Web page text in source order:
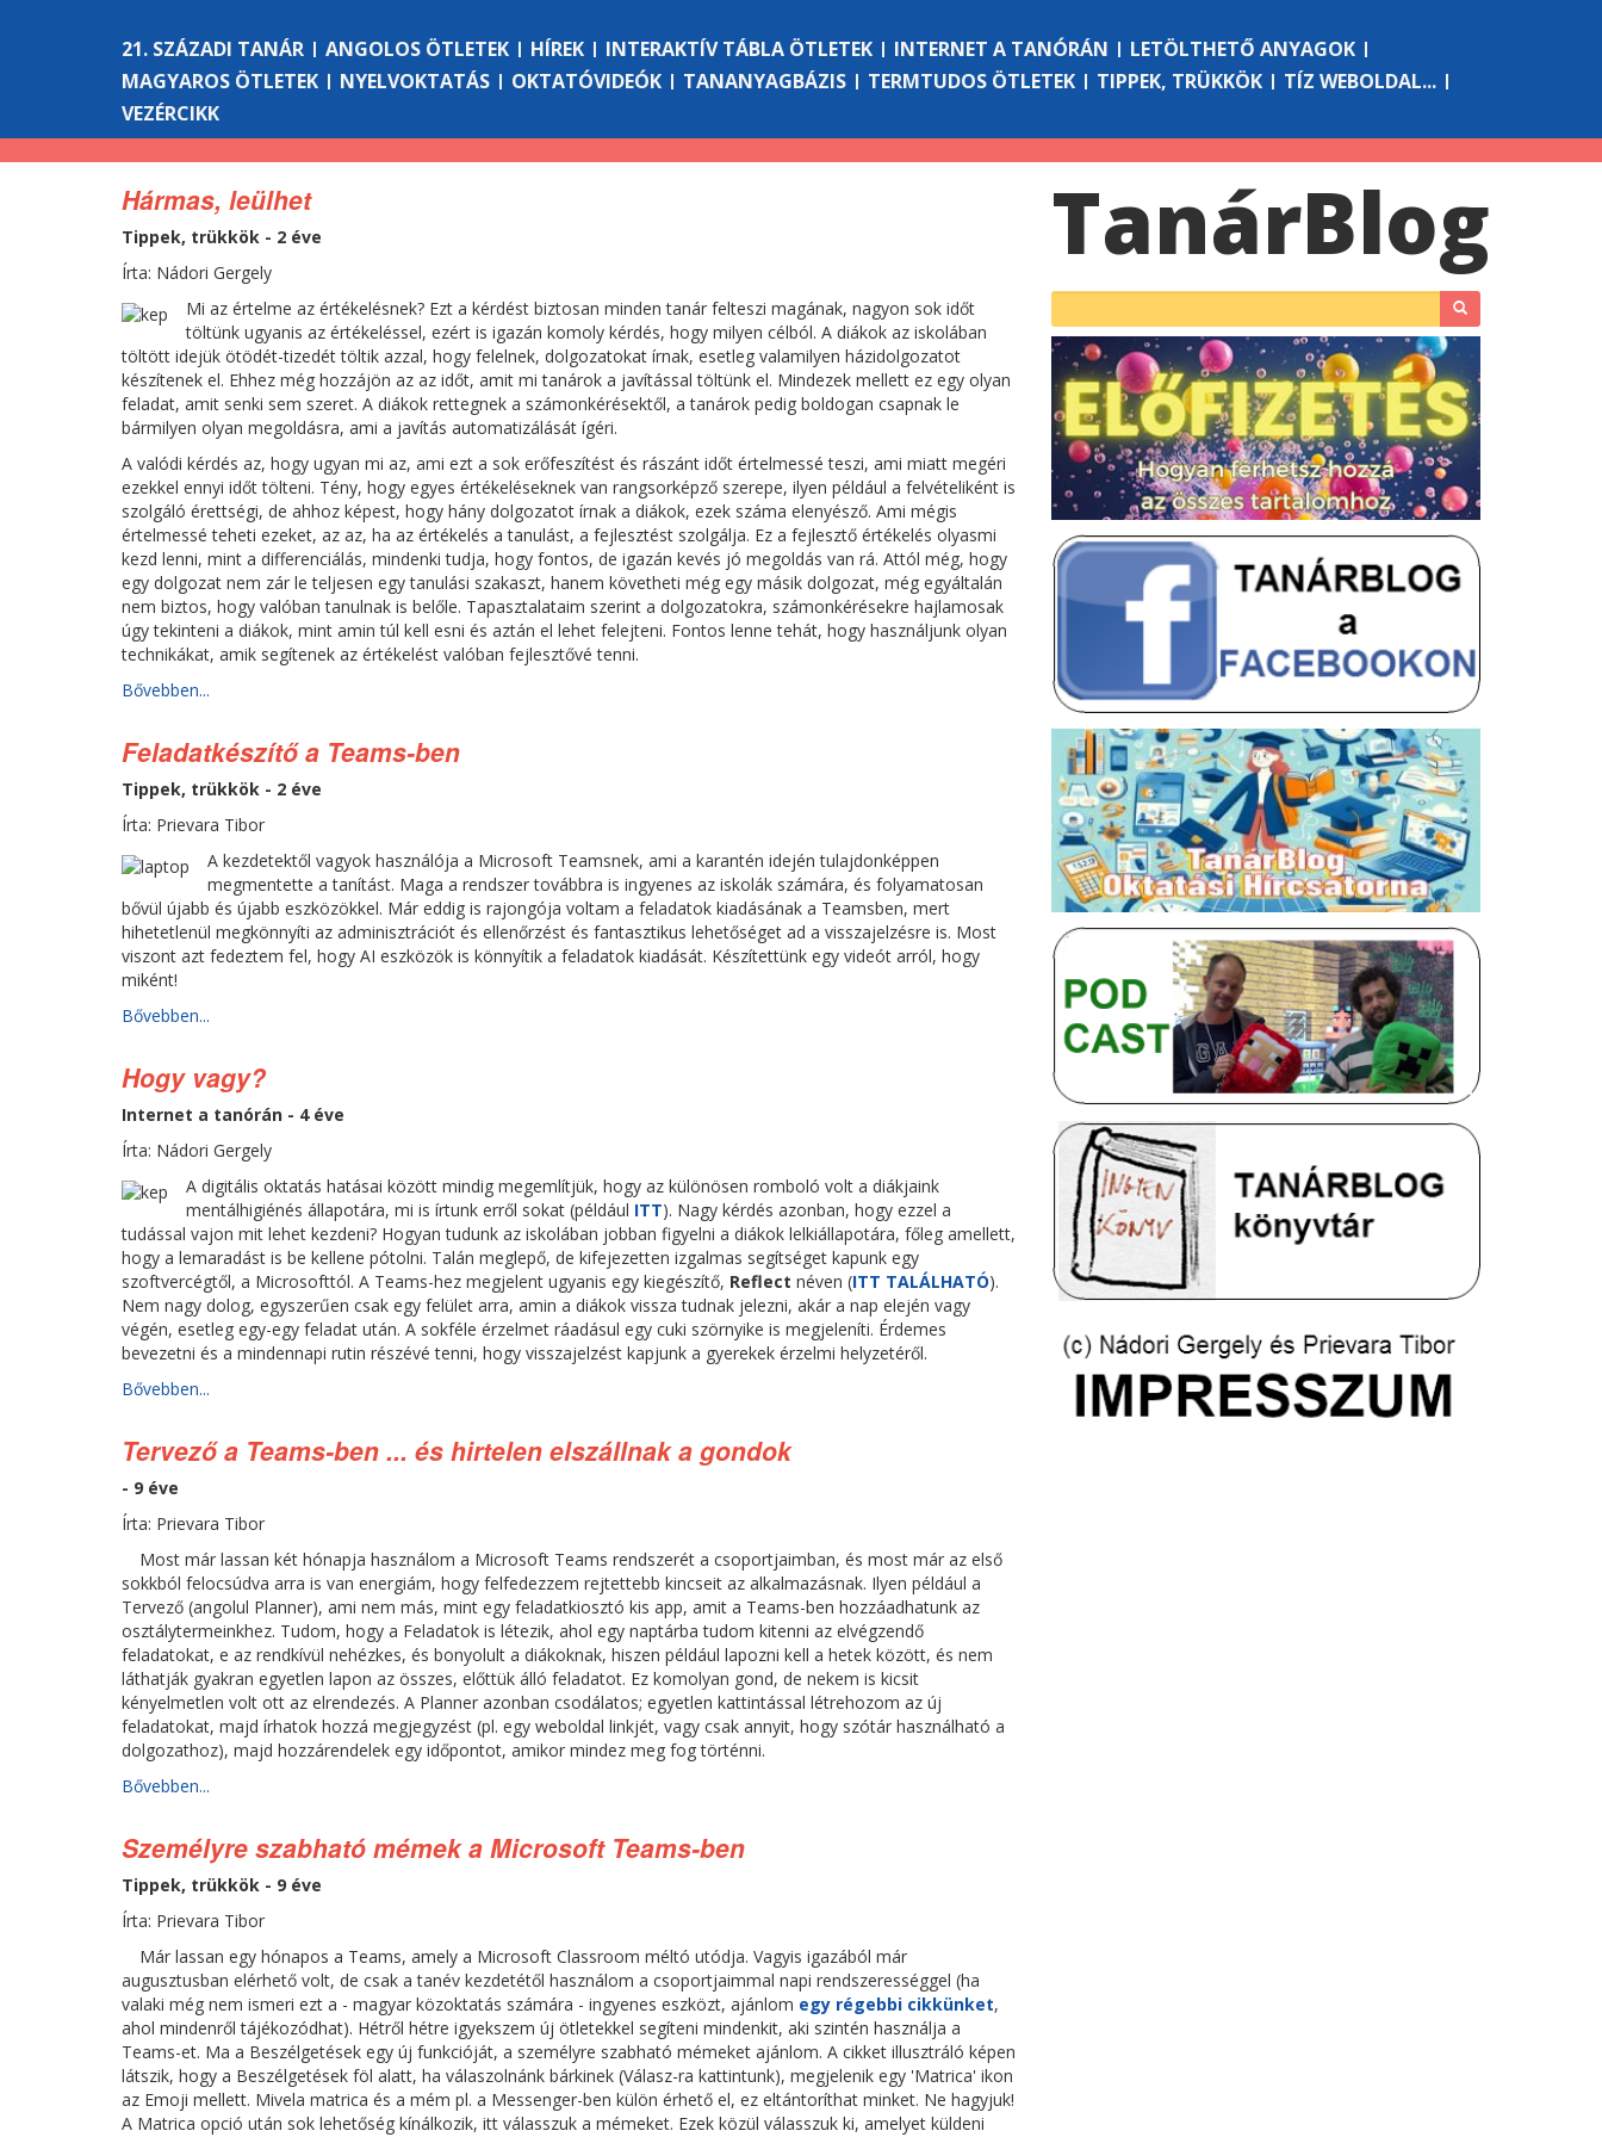
21. SZÁZADI TANÁR ANGOLOS ÖTLETEK HÍREK INTERAKTÍV TÁBLA ÖTLETEK INTERNET A TANÓRÁN
LETÖLTHETŐ ANYAGOK
MAGYAROS ÖTLETEK
NYELVOKTATÁS OKTATÓVIDEÓK TANANYAGBÁZIS TERMTUDOS ÖTLETEK TIPPEK, TRÜKKÖK
TÍZ WEBOLDAL...
VEZÉRCIKK
Hármas, leülhet
Tippek, trükkök - 2 éve
Írta: Nádori Gergely
Mi az értelme az értékelésnek? Ezt a kérdést biztosan minden tanár felteszi magának, nagyon sok időt
töltünk ugyanis az értékeléssel, ezért is igazán komoly kérdés, hogy milyen célból. A diákok az iskolában
töltött idejük ötödét-tizedét töltik azzal, hogy felelnek, dolgozatokat írnak, esetleg valamilyen házidolgozatot
készítenek el. Ehhez még hozzájön az az időt, amit mi tanárok a javítással töltünk el. Mindezek mellett ez egy olyan
feladat, amit senki sem szeret. A diákok rettegnek a számonkérésektől, a tanárok pedig boldogan csapnak le
bármilyen olyan megoldásra, ami a javítás automatizálását ígéri.
A valódi kérdés az, hogy ugyan mi az, ami ezt a sok erőfeszítést és rászánt időt értelmessé teszi, ami miatt megéri
ezekkel ennyi időt tölteni. Tény, hogy egyes értékeléseknek van rangsorképző szerepe, ilyen például a felvételiként is
szolgáló érettségi, de ahhoz képest, hogy hány dolgozatot írnak a diákok, ezek száma elenyésző. Ami mégis
értelmessé teheti ezeket, az az, ha az értékelés a tanulást, a fejlesztést szolgálja. Ez a fejlesztő értékelés olyasmi
kezd lenni, mint a differenciálás, mindenki tudja, hogy fontos, de igazán kevés jó megoldás van rá. Attól még, hogy
egy dolgozat nem zár le teljesen egy tanulási szakaszt, hanem követheti még egy másik dolgozat, még egyáltalán
nem biztos, hogy valóban tanulnak is belőle. Tapasztalataim szerint a dolgozatokra, számonkérésekre hajlamosak
úgy tekinteni a diákok, mint amin túl kell esni és aztán el lehet felejteni. Fontos lenne tehát, hogy használjunk olyan
technikákat, amik segítenek az értékelést valóban fejlesztővé tenni.
Bővebben...
Feladatkészítő a Teams-ben
Tippek, trükkök - 2 éve
Írta: Prievara Tibor
A kezdetektől vagyok használója a Microsoft Teamsnek, ami a karantén idején tulajdonképpen
megmentette a tanítást. Maga a rendszer továbbra is ingyenes az iskolák számára, és folyamatosan
bővül újabb és újabb eszközökkel. Már eddig is rajongója voltam a feladatok kiadásának a Teamsben, mert
hihetetlenül megkönnyíti az adminisztrációt és ellenőrzést és fantasztikus lehetőséget ad a visszajelzésre is. Most
viszont azt fedeztem fel, hogy AI eszközök is könnyítik a feladatok kiadását. Készítettünk egy videót arról, hogy
miként!
Bővebben...
Hogy vagy?
Internet a tanórán - 4 éve
Írta: Nádori Gergely
A digitális oktatás hatásai között mindig megemlítjük, hogy az különösen romboló volt a diákjaink
mentálhigiénés állapotára, mi is írtunk erről sokat (például ITT). Nagy kérdés azonban, hogy ezzel a
tudással vajon mit lehet kezdeni? Hogyan tudunk az iskolában jobban figyelni a diákok lelkiállapotára, főleg amellett,
hogy a lemaradást is be kellene pótolni. Talán meglepő, de kifejezetten izgalmas segítséget kapunk egy
szoftvercégtől, a Microsofttól. A Teams-hez megjelent ugyanis egy kiegészítő, Reflect néven (ITT TALÁLHATÓ).
Nem nagy dolog, egyszerűen csak egy felület arra, amin a diákok vissza tudnak jelezni, akár a nap elején vagy
végén, esetleg egy-egy feladat után. A sokféle érzelmet ráadásul egy cuki szörnyike is megjeleníti. Érdemes
bevezetni és a mindennapi rutin részévé tenni, hogy visszajelzést kapjunk a gyerekek érzelmi helyzetéről.
Bővebben...
Tervező a Teams-ben ... és hirtelen elszállnak a gondok
- 9 éve
Írta: Prievara Tibor
Most már lassan két hónapja használom a Microsoft Teams rendszerét a csoportjaimban, és most már az első
sokkból felocsúdva arra is van energiám, hogy felfedezzem rejtettebb kincseit az alkalmazásnak. Ilyen például a
Tervező (angolul Planner), ami nem más, mint egy feladatkiosztó kis app, amit a Teams-ben hozzáadhatunk az
osztálytermeinkhez. Tudom, hogy a Feladatok is létezik, ahol egy naptárba tudom kitenni az elvégzendő
feladatokat, e az rendkívül nehézkes, és bonyolult a diákoknak, hiszen például lapozni kell a hetek között, és nem
láthatják gyakran egyetlen lapon az összes, előttük álló feladatot. Ez komolyan gond, de nekem is kicsit
kényelmetlen volt ott az elrendezés. A Planner azonban csodálatos; egyetlen kattintással létrehozom az új
feladatokat, majd írhatok hozzá megjegyzést (pl. egy weboldal linkjét, vagy csak annyit, hogy szótár használható a
dolgozathoz), majd hozzárendelek egy időpontot, amikor mindez meg fog történni.
Bővebben...
Személyre szabható mémek a Microsoft Teams-ben
Tippek, trükkök - 9 éve
Írta: Prievara Tibor
Már lassan egy hónapos a Teams, amely a Microsoft Classroom méltó utódja. Vagyis igazából már
augusztusban elérhető volt, de csak a tanév kezdetétől használom a csoportjaimmal napi rendszerességgel (ha
valaki még nem ismeri ezt a - magyar közoktatás számára - ingyenes eszközt, ajánlom egy régebbi cikkünket,
ahol mindenről tájékozódhat). Hétről hétre igyekszem új ötletekkel segíteni mindenkit, aki szintén használja a
Teams-et. Ma a Beszélgetések egy új funkcióját, a személyre szabható mémeket ajánlom. A cikket illusztráló képen
látszik, hogy a Beszélgetések föl alatt, ha válaszolnánk bárkinek (Válasz-ra kattintunk), megjelenik egy 'Matrica' ikon
az Emoji mellett. Mivela matrica és a mém pl. a Messenger-ben külön érhető el, ez eltántoríthat minket. Ne hagyjuk!
A Matrica opció után sok lehetőség kínálkozik, itt válasszuk a mémeket. Ezek közül válasszuk ki, amelyet küldeni
TanárBlog